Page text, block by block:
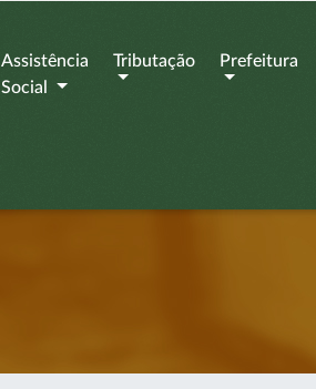
Assistência
Social
Tributação Prefeitura